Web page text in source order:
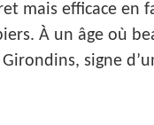
mais efficace
À un âge où
signe